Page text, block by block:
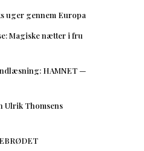
uger gennem Europa
Magiske nætter i fru
HAMNET —
Ulrik Thomsens